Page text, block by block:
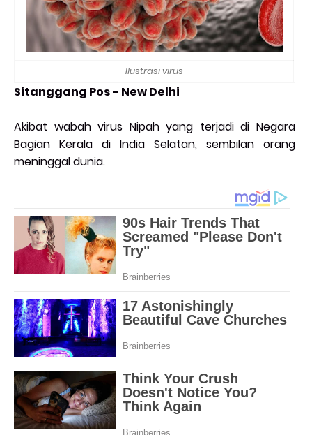
Ilustrasi virus
Sitanggang Pos - New Delhi
Akibat wabah virus Nipah yang terjadi di Negara
Bagian Kerala di India Selatan, sembilan orang
meninggal dunia.